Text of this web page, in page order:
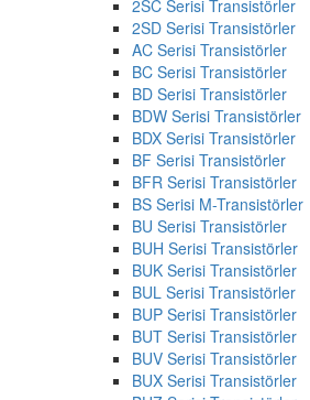
2SC Serisi Transistörler
2SD Serisi Transistörler
AC Serisi Transistörler
BC Serisi Transistörler
BD Serisi Transistörler
BDW Serisi Transistörler
BDX Serisi Transistörler
BF Serisi Transistörler
BFR Serisi Transistörler
BS Serisi M-Transistörler
BU Serisi Transistörler
BUH Serisi Transistörler
BUK Serisi Transistörler
BUL Serisi Transistörler
BUP Serisi Transistörler
BUT Serisi Transistörler
BUV Serisi Transistörler
BUX Serisi Transistörler